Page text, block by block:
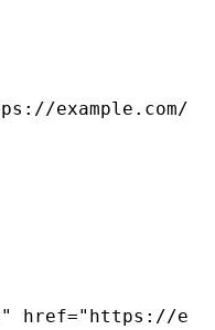
example.com/'
href="https://